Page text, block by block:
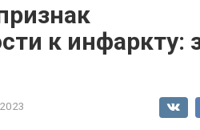
к инфаркту: